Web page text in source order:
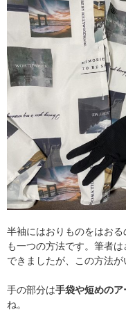
半袖にはおりものをはおる
も一つの方法です。筆者
できましたが、この方法が
手の部分は手袋や短めのア
ね。